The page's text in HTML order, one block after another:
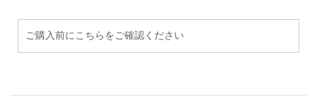
ご購入前にこちらをご確認ください